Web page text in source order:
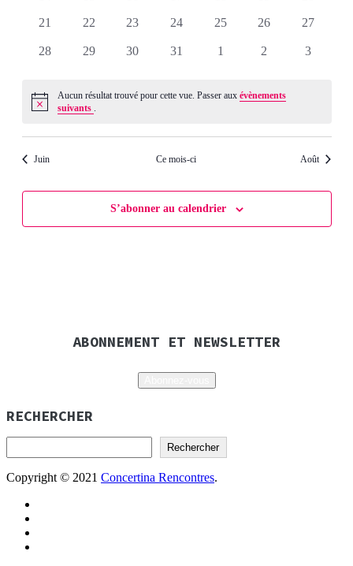
0
21
0
22
0
23
0
24
0
25
0
26
0
27
0
28
0
29
0
30
0
31
01
0
2
0
3
Notice
Aucun résultat trouvé pour cette vue. Passer auxévènements
suivants .
Juin Ce mois-ci Août
S’abonner au calendrier
ABONNEMENT ET NEWSLETTER
RECHERCHER
Rechercher
Copyright © 2021 Concertina Rencontres.